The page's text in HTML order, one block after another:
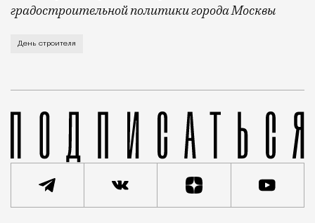
градостроительной политики города Москвы
В этом году профессиональный праздник День
День строителя